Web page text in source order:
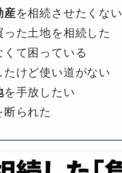
産を相続させたくない
った土地を相続した
て困っている
たけど使い道がない
を手放したい
られた